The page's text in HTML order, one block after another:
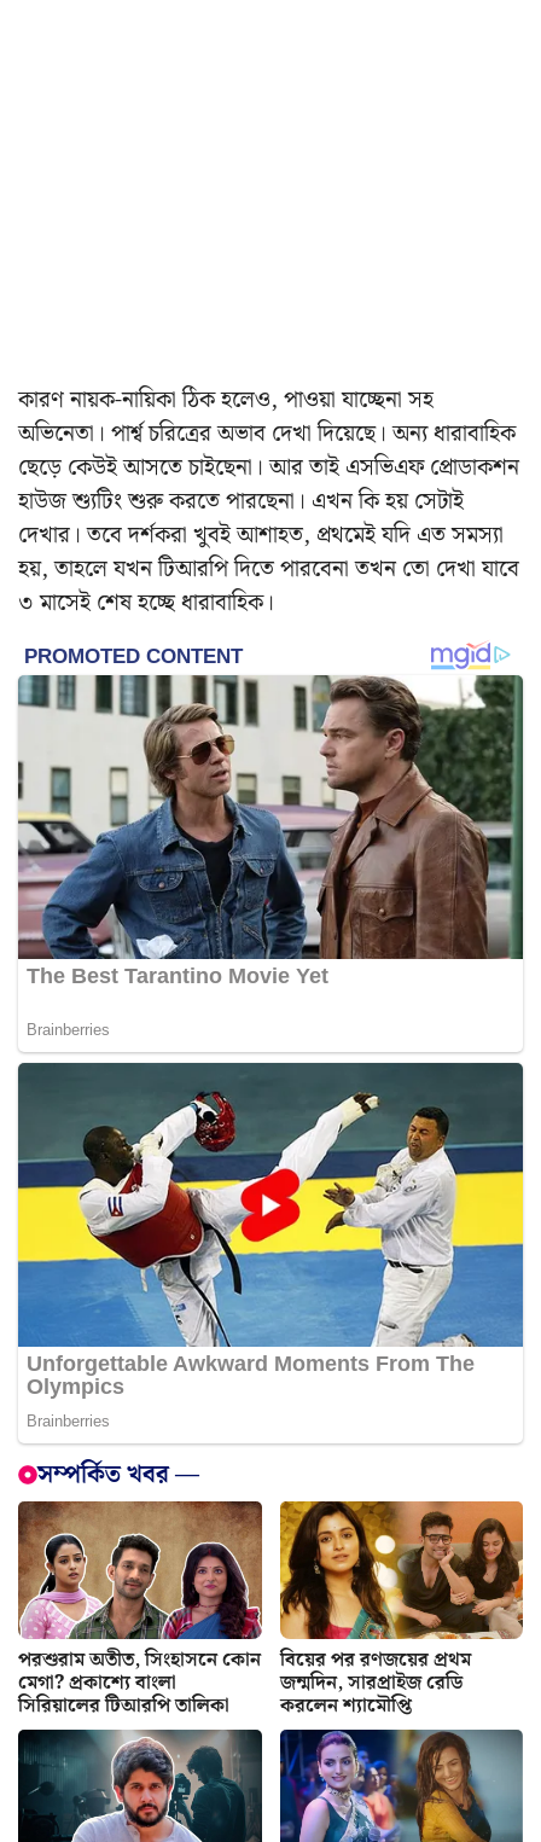
কারণ নায়ক-নায়িকা ঠিক হলেও, পাওয়া যাচ্ছেনা সহ
অভিনেতা। পার্শ্ব চরিত্রের অভাব দেখা দিয়েছে। অন্য ধারাবাহিক
ছেড়ে কেউই আসতে চাইছেনা। আর তাই এসভিএফ প্রোডাকশন
হাউজ শ্যুটিং শুরু করতে পারছেনা। এখন কি হয় সেটাই
দেখার। তবে দর্শকরা খুবই আশাহত, প্রথমেই যদি এত সমস্যা
হয়, তাহলে যখন টিআরপি দিতে পারবেনা তখন তো দেখা যাবে
৩ মাসেই শেষ হচ্ছে ধারাবাহিক।
সম্পর্কিত খবর —
পরশুরাম অতীত, সিংহাসনে কোন
মেগা? প্রকাশ্যে বাংলা
সিরিয়ালের টিআরপি তালিকা
বিয়ের পর রণজয়ের প্রথম
জন্মদিন, সারপ্রাইজ রেডি
করলেন শ্যামৌপ্তি